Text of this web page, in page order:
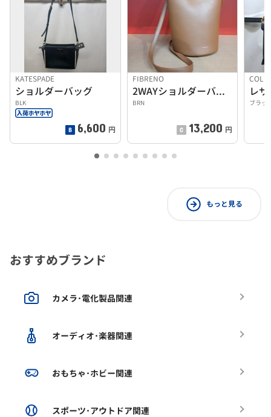
KATESPADE
ショルダーバッグ
BLK
6,600 円
FIBRENO
2WAYショルダーバッグ
BRN
13,200 円
ブラッ
もっと見る
おすすめブランド
カメラ･電化製品関連
オーディオ･楽器関連
おもちゃ･ホビー関連
スポーツ･アウトドア関連